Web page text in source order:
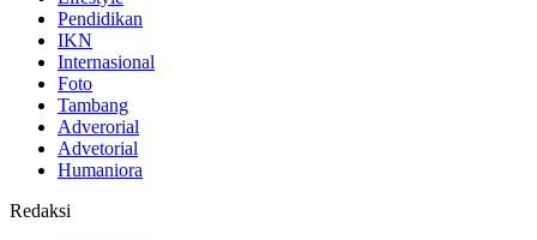
Pendidikan
IKN
Internasional
Foto
Tambang
Adverorial
Advetorial
Humaniora
Redaksi